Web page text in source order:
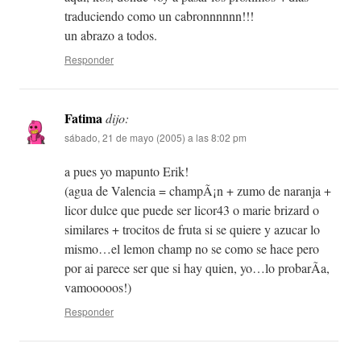
traduciendo como un cabronnnnnn!!!
un abrazo a todos.
Responder
Fatimadijo:
sábado, 21 de mayo (2005) a las 8:02 pm
a pues yo mapunto Erik!
(agua de Valencia = champÃ¡n + zumo de naranja +
licor dulce que puede ser licor43 o marie brizard o
similares + trocitos de fruta si se quiere y azucar lo
mismo…el lemon champ no se como se hace pero
por ai parece ser que si hay quien, yo…lo probarÃ­a,
vamooooos!)
Responder